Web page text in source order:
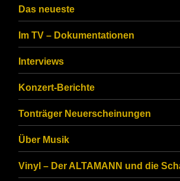
CAPTCHA
ensure
that
you
are
human.
Das neueste
Im TV – Dokumentationen
Interviews
Konzert-Berichte
Tonträger Neuerscheinungen
Über Musik
Vinyl – Der ALTAMANN und die